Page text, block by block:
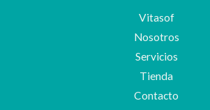
Vitasof
Nosotros
Servicios
Tienda
Contacto